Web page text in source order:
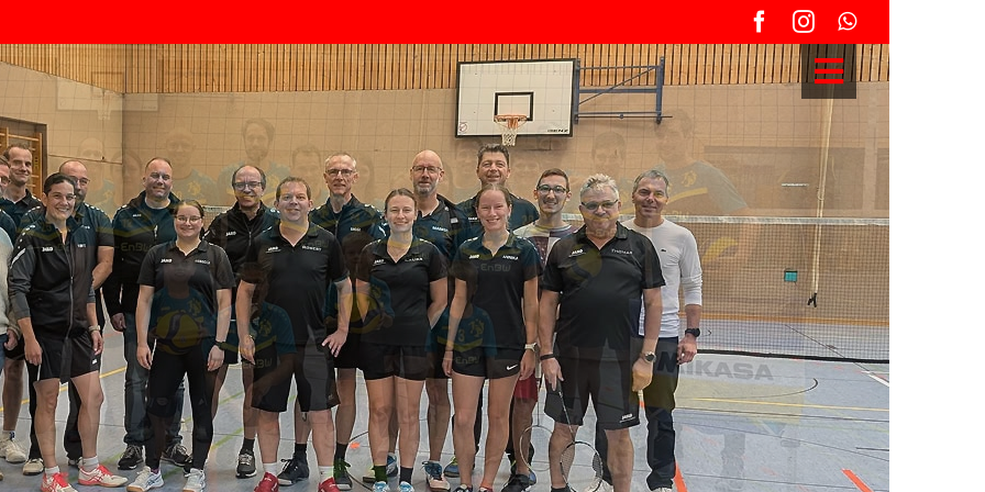
Toggle
Navigation
9-Meter-Turnier – Infos und
KLF Einsatzplan Volleyball
News
Grußwort Vorstand
BSA – Beachsport-Anlage
Sportangebote / Abteilungen
Anfahrt & Parken
Sportstätten
Vereinsführung
Sportgaststätte TG Offenau